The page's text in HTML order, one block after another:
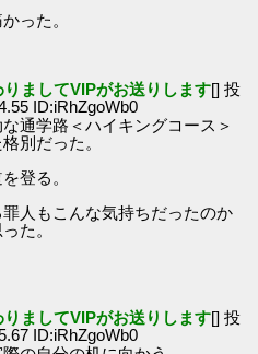
った。
ましてVIPがお送りします[] 投
ID:iRhZgoWb0
通学路＜ハイキングコース＞
別だった。
登る。
人もこんな気持ちだったのか
た。
ましてVIPがお送りします[] 投
ID:iRhZgoWb0